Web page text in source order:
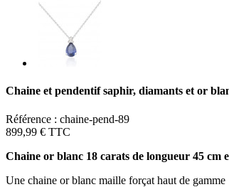
Chaine et pendentif saphir, diamants et or
Référence : chaine-pend-89
899,99 € TTC
Chaine or blanc 18 carats de longueur 45 cm
Une chaine or blanc maille forçat haut de gamme